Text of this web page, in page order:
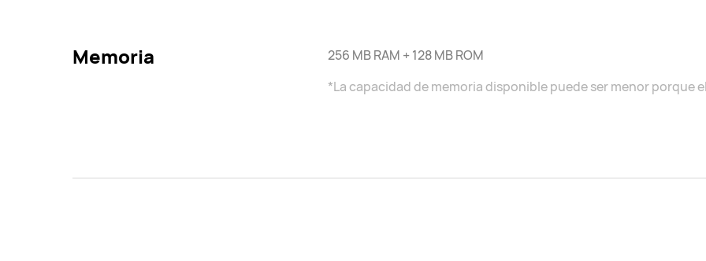
Memoria
256 MB RAM + 128 MB ROM
*La capacidad de memoria disponible puede ser menor porque